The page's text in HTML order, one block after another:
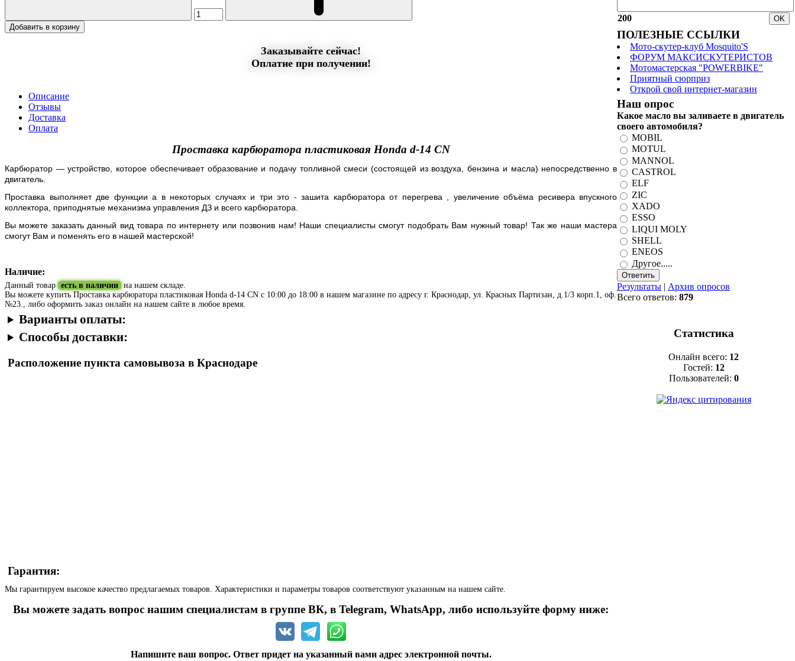
Добавить в корзину
Заказывайте сейчас!
Оплатие при получении!
Описание
Отзывы
Доставка
Оплата
Проставка карбюратора пластиковая Honda d-14 CN
Карбюратор — устройство, которое обеспечивает образование и подачу топливной смеси (состоящей из воздуха, бензина и масла) непосредственно в
двигатель.
Проставка выполняет две функции а в некоторых случаях и три это - зашита карбюратора от перегрева , увеличение объёма ресивера впускного
коллектора, приподнятые механизма управления ДЗ и всего карбюратора.
Вы можете заказать данный вид товара по интернету или позвонив нам! Наши специалисты смогут подобрать Вам нужный товар! Так же наши мастера
смогут Вам и поменять его в нашей мастерской!
Наличие:
Данный товар есть в наличии на нашем складе.
Вы можете купить Проставка карбюратора пластиковая Honda d-14 CN с 10:00 до 18:00 в нашем магазине по адресу г. Краснодар, ул. Красных Партизан, д.1/3 корп.1, оф.
№23., либо оформить заказ онлайн на нашем сайте в любое время.
Варианты оплаты:
Способы доставки:
Расположение пункта самовывоза в Краснодаре
Гарантия:
Мы гарантируем высокое качество предлагаемых товаров. Характеристики и параметры товаров соответствуют указанным на нашем сайте.
Вы можете задать вопрос нашим специалистам в группе ВК, в Telegram, WhatsApp, либо используйте форму ниже:
Напишите ваш вопрос. Ответ придет на указанный вами адрес электронной почты.
200
ПОЛЕЗНЫЕ ССЫЛКИ
Мото-скутер-клуб Mosquito'S
ФОРУМ МАКСИСКУТЕРИСТОВ
Мотомастерская "POWERBIKE"
Приятный сюрприз
Открой свой интернет-магазин
Наш опрос
Какое масло вы заливаете в двигатель
своего автомобиля?
MOBIL
MOTUL
MANNOL
CASTROL
ELF
ZIC
XADO
ESSO
LIQUI MOLY
SHELL
ENEOS
Другое.....
Результаты | Архив опросов
Всего ответов: 879
Статистика
Онлайн всего: 12
Гостей: 12
Пользователей: 0